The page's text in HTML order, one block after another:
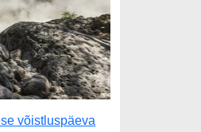
võistluspäeva